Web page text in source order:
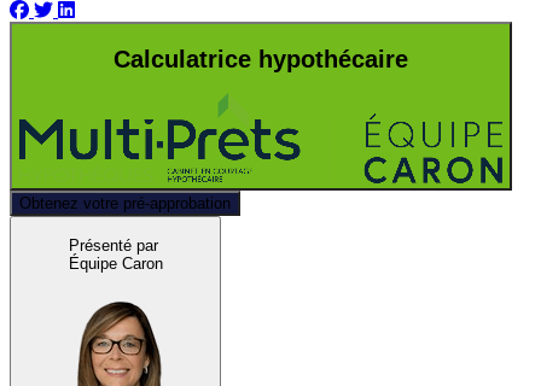
Calculatrice hypothécaire
Obtenez votre pré-approbation
Présenté par
Équipe Caron